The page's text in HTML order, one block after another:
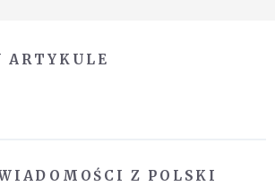
ARTYKULE
Z POLSKI